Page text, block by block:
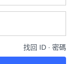
找回 ID ∙ 密碼